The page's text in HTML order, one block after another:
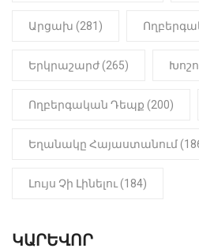
Արցախ (281)
Երկրաշարժ (265)
Ողբերգական Դեպք (200)
Եղանակը Հայաստանում
Լույս Չի Լինելու (184)
ԿԱՐԵՎՈՐ